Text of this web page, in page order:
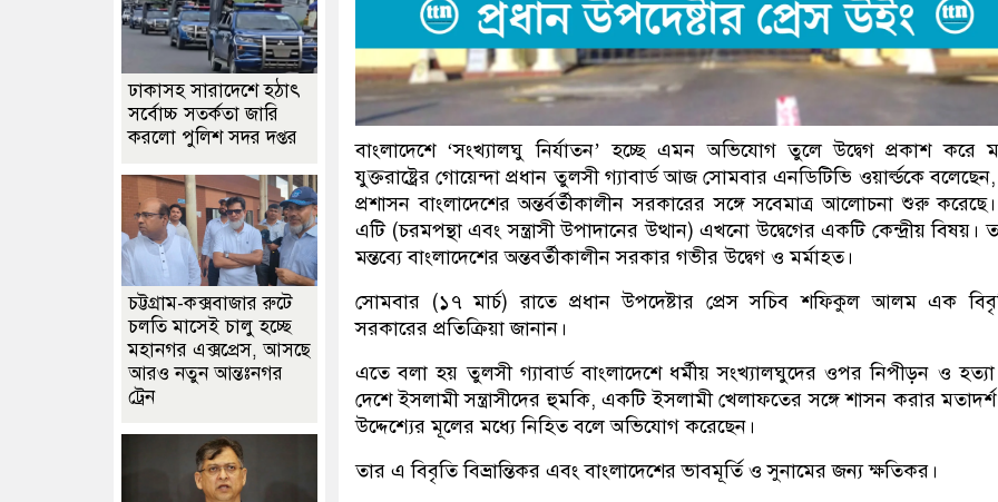
বাংলাদেশে ‘সংখ্যালঘু নির্যাতন’ হচ্ছে এমন অভিযোগ তুলে উদ্বেগ প্রকাশ করে
যুক্তরাষ্ট্রের গোয়েন্দা প্রধান তুলসী গ্যাবার্ড আজ সোমবার এনডিটিভি ওয়ার্ল্ডকে বলেছেন,
প্রশাসন বাংলাদেশের অন্তর্বর্তীকালীন সরকারের সঙ্গে সবেমাত্র আলোচনা শুরু করেছে।
এটি (চরমপন্থা এবং সন্ত্রাসী উপাদানের উত্থান) এখনো উদ্বেগের একটি কেন্দ্রীয় বিষয়।
মন্তব্যে বাংলাদেশের অন্তবর্তীকালীন সরকার গভীর উদ্বেগ ও মর্মাহত।
সোমবার (১৭ মার্চ) রাতে প্রধান উপদেষ্টার প্রেস সচিব শফিকুল আলম এক
সরকারের প্রতিক্রিয়া জানান।
এতে বলা হয় তুলসী গ্যাবার্ড বাংলাদেশে ধর্মীয় সংখ্যালঘুদের ওপর নিপীড়ন ও
দেশে ইসলামী সন্ত্রাসীদের হুমকি, একটি ইসলামী খেলাফতের সঙ্গে শাসন করার
উদ্দেশ্যের মূলের মধ্যে নিহিত বলে অভিযোগ করেছেন।
তার এ বিবৃতি বিভ্রান্তিকর এবং বাংলাদেশের ভাবমূর্তি ও সুনামের জন্য ক্ষতিকর।
ঢাকাসহ সারাদেশে হঠাৎ
সর্বোচ্চ সতর্কতা জা‌রি
করলো পুলিশ সদর দপ্তর
চট্টগ্রাম-কক্সবাজার রুটে
চলতি মাসেই চালু হচ্ছে
মহানগর এক্সপ্রেস, আসছে
আরও নতুন আন্তঃনগর
ট্রেন